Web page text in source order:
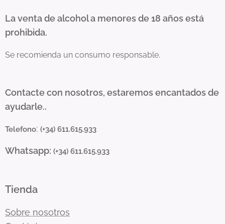
La venta de alcohol a menores de 18 años está
prohibida.
Se recomienda un consumo responsable.
Contacte con nosotros, estaremos encantados de
ayudarle..
Telefono: (+34) 611.615.933
Whatsapp: (+34) 611.615.933
Tienda
Sobre nosotros